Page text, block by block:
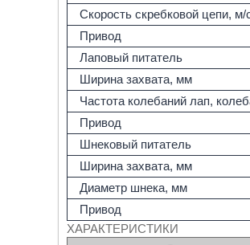
Скорость скребковой цепи, м/
Привод
Лаповый питатель
Ширина захвата, мм
Частота колебаний лап,
Привод
Шнековый питатель
Ширина захвата, мм
Диаметр шнека, мм
Привод
ХАРАКТЕРИСТИКИ